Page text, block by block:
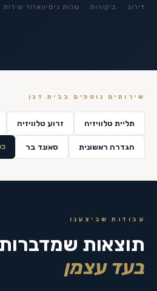
דירוג ביקורות שנות ניסיון אזור שירות
שירותים נוספים ב בית דגן
תליית טלוויזיה זרוע טלוויזיה
הגדרה ראשונית סאונד בר
עבודות שביצענו
תוצאות
בעד עצמן